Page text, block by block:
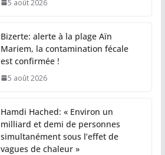
5 août 2026
Bizerte: alerte à la plage Aïn
Mariem, la contamination fécale
est confirmée !
5 août 2026
Hamdi Hached: « Environ un
milliard et demi de personnes
simultanément sous l’effet de
vagues de chaleur »